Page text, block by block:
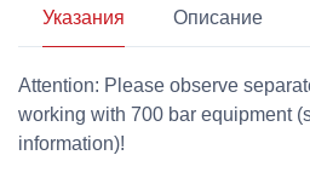
Указания Описание
Attention: Please observe
working with 700 bar equipment
information)!